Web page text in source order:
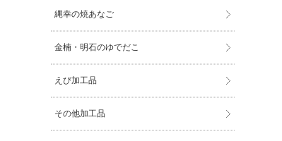
縄幸の焼あなご
金楠・明石のゆでだこ
えび加工品
その他加工品